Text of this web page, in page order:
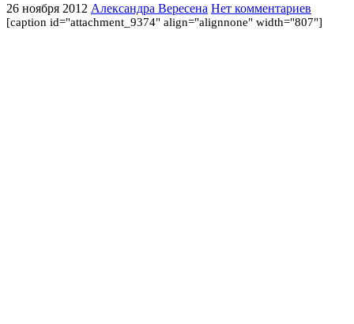
26 ноября 2012 Александра Вересена Нет комментариев
[caption id="attachment_9374" align="alignnone" width="807"]